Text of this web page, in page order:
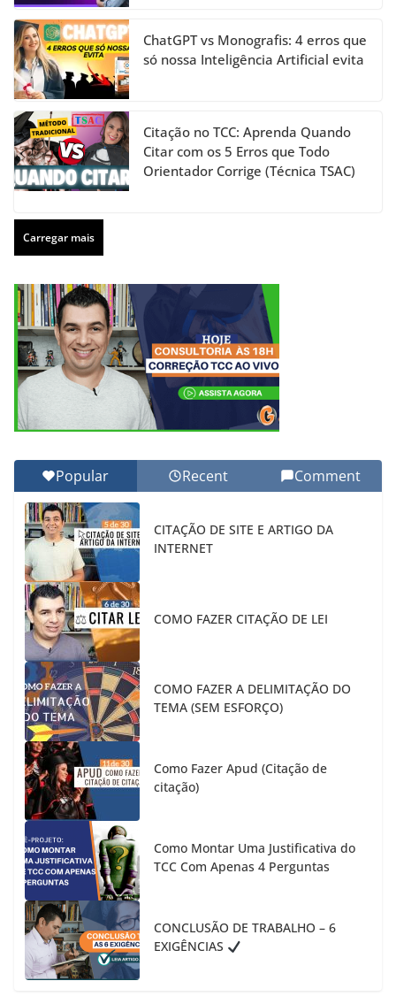
ChatGPT vs Monografis: 4 erros que
só nossa Inteligência Artificial evita
Citação no TCC: Aprenda Quando
Citar com os 5 Erros que Todo
Orientador Corrige (Técnica TSAC)
Carregar mais
Popular Recent Comment
CITAÇÃO DE SITE E ARTIGO DA
INTERNET
COMO FAZER CITAÇÃO DE LEI
COMO FAZER A DELIMITAÇÃO DO
TEMA (SEM ESFORÇO)
Como Fazer Apud (Citação de
citação)
Como Montar Uma Justificativa do
TCC Com Apenas 4 Perguntas
CONCLUSÃO DE TRABALHO – 6
EXIGÊNCIAS